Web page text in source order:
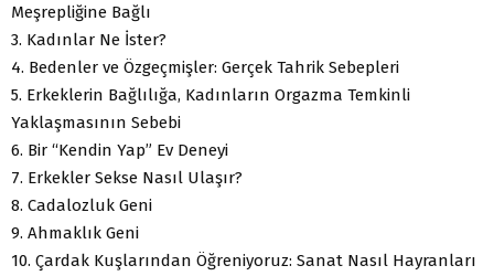
Meşrepliğine Bağlı
3. Kadınlar Ne İster?
4. Bedenler ve Özgeçmişler: Gerçek Tahrik Sebepleri
5. Erkeklerin Bağlılığa, Kadınların Orgazma Temkinli
Yaklaşmasının Sebebi
6. Bir “Kendin Yap” Ev Deneyi
7. Erkekler Sekse Nasıl Ulaşır?
8. Cadalozluk Geni
9. Ahmaklık Geni
10. Çardak Kuşlarından Öğreniyoruz: Sanat Nasıl Hayranları